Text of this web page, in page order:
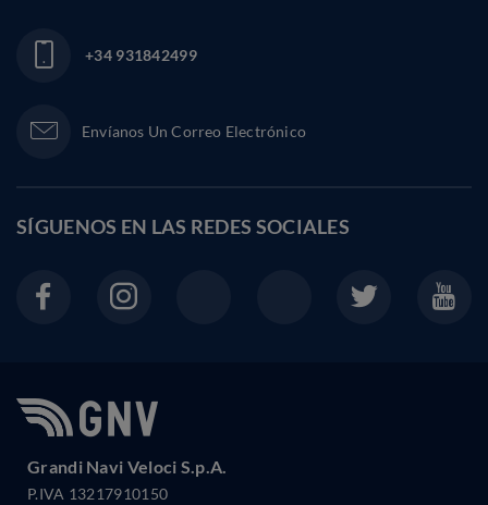
+34 931842499
Envíanos Un Correo Electrónico
SÍGUENOS EN LAS REDES SOCIALES
Grandi Navi Veloci S.p.A.
P.IVA 13217910150